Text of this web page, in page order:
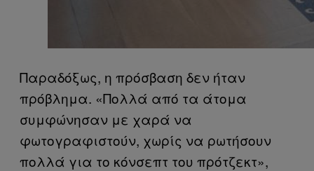
Παραδόξως, η πρόσβαση δεν ήταν
πρόβλημα. «Πολλά από τα άτομα
συμφώνησαν με χαρά να
φωτογραφιστούν, χωρίς να ρωτήσουν
πολλά για το κόνσεπτ του πρότζεκτ»,